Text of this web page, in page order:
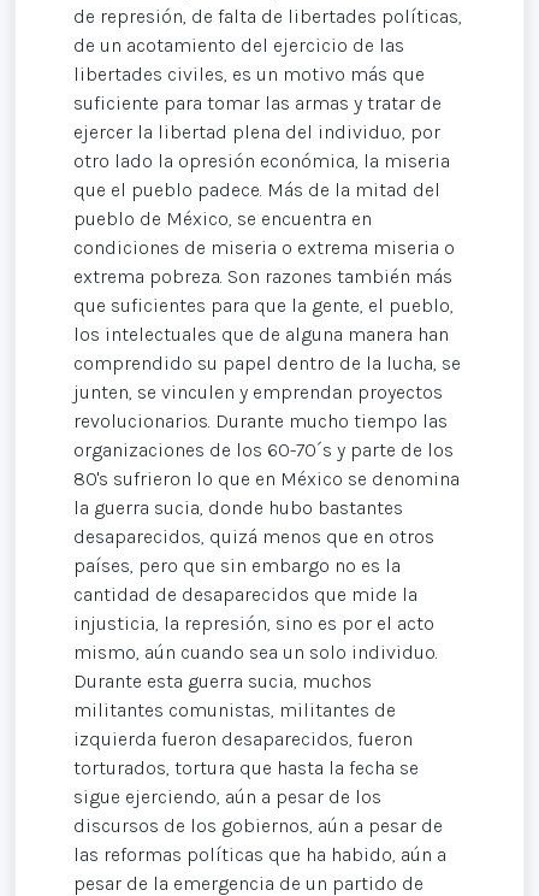
de represión, de falta de libertades políticas,
de un acotamiento del ejercicio de las
libertades civiles, es un motivo más que
suficiente para tomar las armas y tratar de
ejercer la libertad plena del individuo, por
otro lado la opresión económica, la miseria
que el pueblo padece. Más de la mitad del
pueblo de México, se encuentra en
condiciones de miseria o extrema miseria o
extrema pobreza. Son razones también más
que suficientes para que la gente, el pueblo,
los intelectuales que de alguna manera han
comprendido su papel dentro de la lucha, se
junten, se vinculen y emprendan proyectos
revolucionarios. Durante mucho tiempo las
organizaciones de los 60-70´s y parte de los
80's sufrieron lo que en México se denomina
la guerra sucia, donde hubo bastantes
desaparecidos, quizá menos que en otros
países, pero que sin embargo no es la
cantidad de desaparecidos que mide la
injusticia, la represión, sino es por el acto
mismo, aún cuando sea un solo individuo.
Durante esta guerra sucia, muchos
militantes comunistas, militantes de
izquierda fueron desaparecidos, fueron
torturados, tortura que hasta la fecha se
sigue ejerciendo, aún a pesar de los
discursos de los gobiernos, aún a pesar de
las reformas políticas que ha habido, aún a
pesar de la emergencia de un partido de